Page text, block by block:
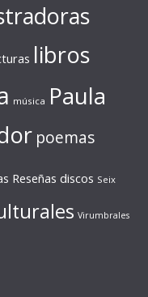
libros
música Paula
poemas
Reseñas discos Seix
Virumbrales